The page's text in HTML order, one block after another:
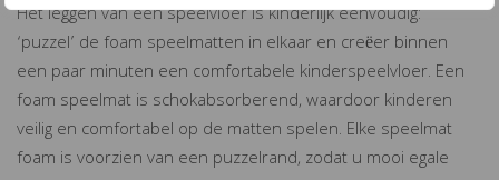
Het leggen van een speelvloer is kinderlijk eenvoudig:
‘puzzel’ de foam speelmatten in elkaar en creëer binnen
een paar minuten een comfortabele kinderspeelvloer. Een
foam speelmat is schokabsorberend, waardoor kinderen
veilig en comfortabel op de matten spelen. Elke speelmat
foam is voorzien van een puzzelrand, zodat u mooi egale